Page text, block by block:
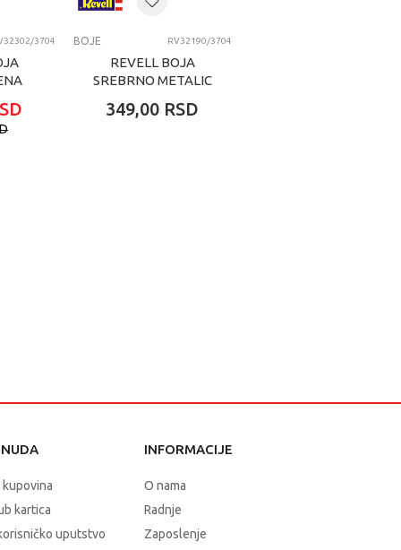
3704 BOJE RV32190/3704
REVELL BOJA
SREBRNO METALIC
349,00 RSD
kartica
uputstvo
INFORMACIJE
O nama
Radnje
Zaposlenje